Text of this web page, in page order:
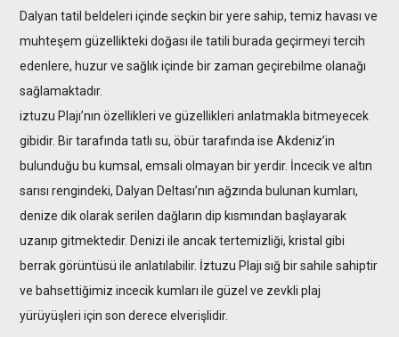
Dalyan tatil beldeleri içinde seçkin bir yere sahip, temiz havası ve
muhteşem güzellikteki doğası ile tatili burada geçirmeyi tercih
edenlere, huzur ve sağlık içinde bir zaman geçirebilme olanağı
sağlamaktadır.
iztuzu Plajı’nın özellikleri ve güzellikleri anlatmakla bitmeyecek
gibidir. Bir tarafında tatlı su, öbür tarafında ise Akdeniz’in
bulunduğu bu kumsal, emsali olmayan bir yerdir. İncecik ve altın
sarısı rengindeki, Dalyan Deltası’nın ağzında bulunan kumları,
denize dik olarak serilen dağların dip kısmından başlayarak
uzanıp gitmektedir. Denizi ile ancak tertemizliği, kristal gibi
berrak görüntüsü ile anlatılabilir. İztuzu Plajı sığ bir sahile sahiptir
ve bahsettiğimiz incecik kumları ile güzel ve zevkli plaj
yürüyüşleri için son derece elverişlidir.